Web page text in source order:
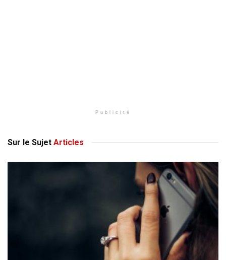
Publicité
Sur le Sujet Articles